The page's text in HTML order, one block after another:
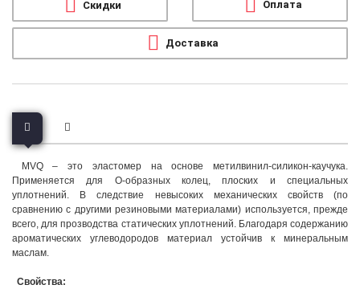
Скидки Оплата
Доставка
MVQ – это эластомер на основе метилвинил-силикон-каучука.
Применяется для О-образных колец, плоских и специальных
уплотнений. В следствие невысоких механических свойств (по
сравнению с другими резиновыми материалами) используется, прежде
всего, для прозводства статических уплотнений. Благодаря содержанию
ароматических углеводородов материал устойчив к минеральным
маслам.
Свойства: